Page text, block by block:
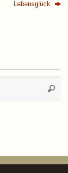
Lebensglück